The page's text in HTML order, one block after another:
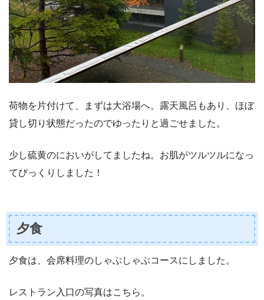
荷物を片付けて、まずは大浴場へ。露天風呂もあり、ほぼ
貸し切り状態だったのでゆったりと過ごせました。
少し硫黄のにおいがしてましたね。お肌がツルツルになっ
てびっくりしました！
夕食
夕食は、会席料理のしゃぶしゃぶコースにしました。
レストラン入口の写真はこちら。